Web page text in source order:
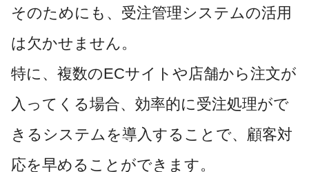
そのためにも、受注管理システムの活用
は欠かせません。
特に、複数のECサイトや店舗から注文が
入ってくる場合、効率的に受注処理がで
きるシステムを導入することで、顧客対
応を早めることができます。